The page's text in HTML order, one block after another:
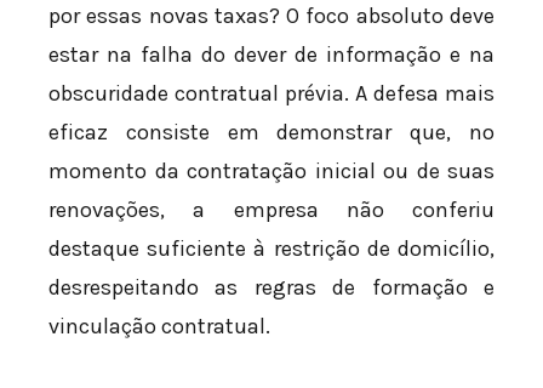
por essas novas taxas? O foco absoluto deve
estar na falha do dever de informação e na
obscuridade contratual prévia. A defesa mais
eficaz consiste em demonstrar que, no
momento da contratação inicial ou de suas
renovações, a empresa não conferiu
destaque suficiente à restrição de domicílio,
desrespeitando as regras de formação e
vinculação contratual.